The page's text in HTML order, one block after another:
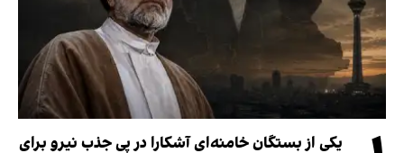
یکی از بستگان خامنه‌ای آشکارا در پی جذب نیرو برای